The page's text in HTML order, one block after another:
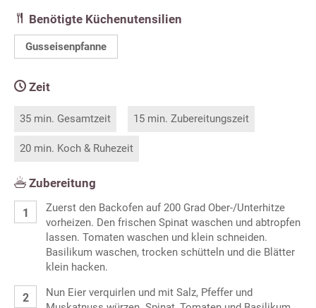
Benötigte Küchenutensilien
Gusseisenpfanne
Zeit
35 min. Gesamtzeit 15 min. Zubereitungszeit
20 min. Koch & Ruhezeit
Zubereitung
Zuerst den Backofen auf 200 Grad Ober-/Unterhitze
vorheizen. Den frischen Spinat waschen und abtropfen
lassen. Tomaten waschen und klein schneiden.
Basilikum waschen, trocken schütteln und die Blätter
klein hacken.
Nun Eier verquirlen und mit Salz, Pfeffer und